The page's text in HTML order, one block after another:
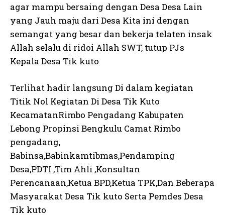
agar mampu bersaing dengan Desa Desa Lain
yang Jauh maju dari Desa Kita ini dengan
semangat yang besar dan bekerja telaten insak
Allah selalu di ridoi Allah SWT, tutup PJs
Kepala Desa Tik kuto
Terlihat hadir langsung Di dalam kegiatan
Titik Nol Kegiatan Di Desa Tik Kuto
KecamatanRimbo Pengadang Kabupaten
Lebong Propinsi Bengkulu Camat Rimbo
pengadang,
Babinsa,Babinkamtibmas,Pendamping
Desa,PDTI ,Tim Ahli ,Konsultan
Perencanaan,Ketua BPD,Ketua TPK,Dan Beberapa
Masyarakat Desa Tik kuto Serta Pemdes Desa
Tik kuto